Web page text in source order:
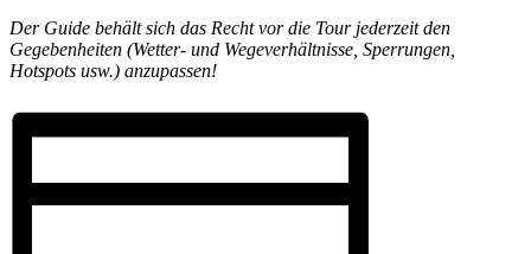
Der Guide behält sich das Recht vor die Tour jederzeit den
Gegebenheiten (Wetter- und Wegeverhältnisse, Sperrungen,
Hotspots usw.) anzupassen!